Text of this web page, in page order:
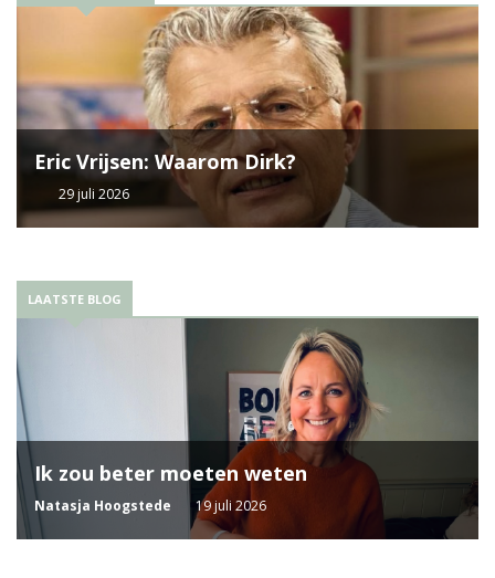
Eric Vrijsen: Waarom Dirk?
29 juli 2026
LAATSTE BLOG
Ik zou beter moeten weten
Natasja Hoogstede 19 juli 2026